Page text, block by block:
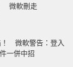
微軟刪走
！ 微軟警告：登入
一併中招